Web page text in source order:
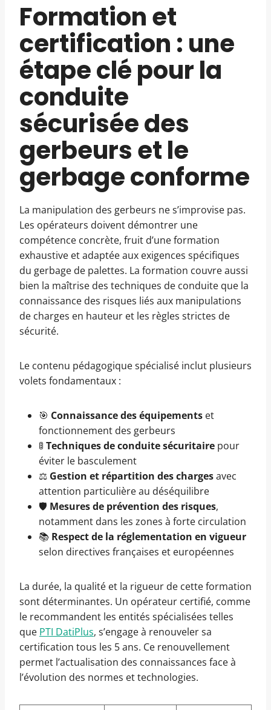
Formation et
certification : une
étape clé pour la
conduite
sécurisée des
gerbeurs et le
gerbage conforme
La manipulation des gerbeurs ne s’improvise pas.
Les opérateurs doivent démontrer une
compétence concrète, fruit d’une formation
exhaustive et adaptée aux exigences spécifiques
du gerbage de palettes. La formation couvre aussi
bien la maîtrise des techniques de conduite que la
connaissance des risques liés aux manipulations
de charges en hauteur et les règles strictes de
sécurité.
Le contenu pédagogique spécialisé inclut plusieurs
volets fondamentaux :
🎯 Connaissance des équipements et
fonctionnement des gerbeurs
🚦 Techniques de conduite sécuritaire pour
éviter le basculement
⚖️ Gestion et répartition des chargesavec
attention particulière au déséquilibre
🛡️ Mesures de prévention des risques,
notamment dans les zones à forte circulation
📚 Respect de la réglementation en vigueur
selon directives françaises et européennes
La durée, la qualité et la rigueur de cette formation
sont déterminantes. Un opérateur certifié, comme
le recommandent les entités spécialisées telles
que PTI DatiPlus, s’engage à renouveler sa
certification tous les 5 ans. Ce renouvellement
permet l’actualisation des connaissances face à
l’évolution des normes et technologies.